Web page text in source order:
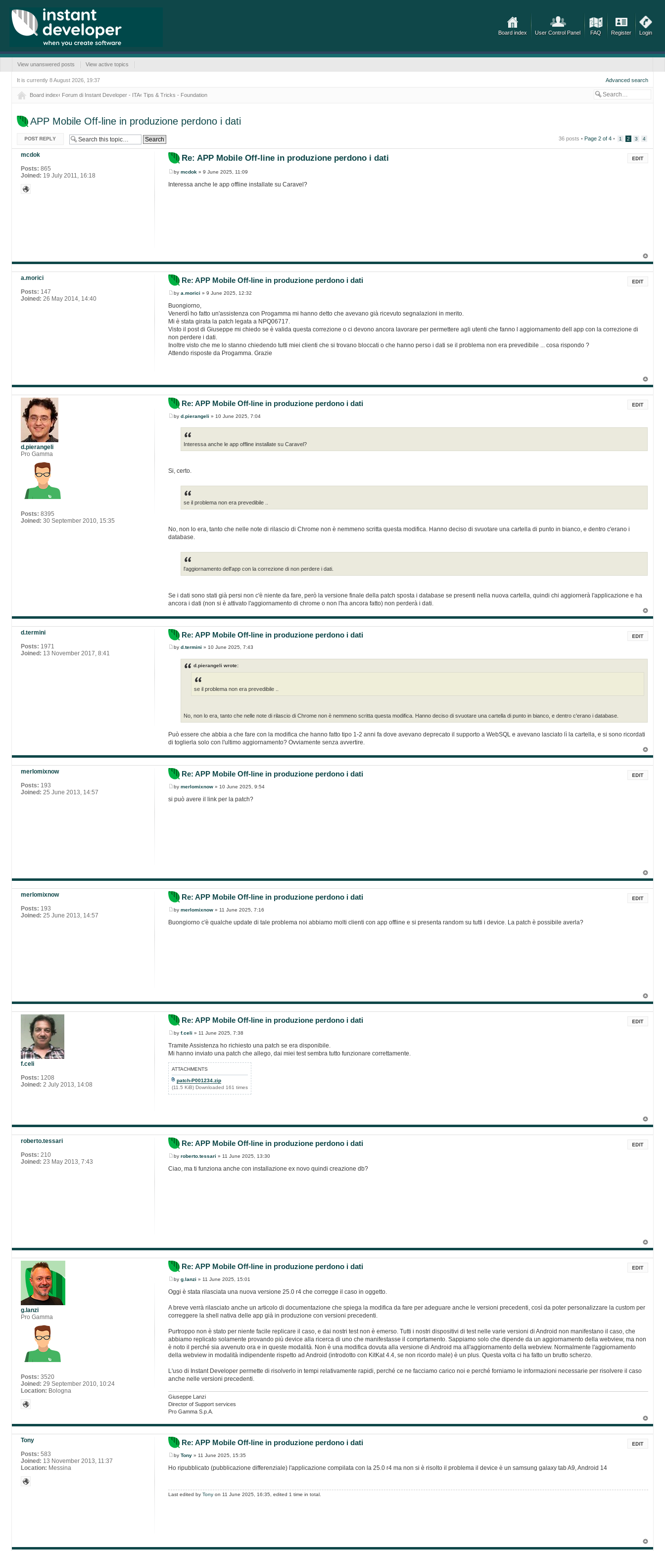
Board index User Control Panel FAQ Register Login
View unanswered posts View active topics
It is currently 8 August 2026, 19:37 Advanced search
Board index‹ Forum di Instant Developer - ITA‹ Tips & Tricks - Foundation
APP Mobile Off-line in produzione perdono i dati
Post a reply 36 posts • Page2 of4 • 1 2 3 4
Re: APP Mobile Off-line in produzione perdono i dati
bymcdok » 9 June 2025, 11:09
Interessa anche le app offline installate su Caravel?
mcdok
Posts: 865
Joined: 19 July 2011, 16:18
Re: APP Mobile Off-line in produzione perdono i dati
bya.morici » 9 June 2025, 12:32
Buongiorno,
Venerdì ho fatto un'assistenza con Progamma mi hanno detto che avevano già ricevuto segnalazioni in merito.
Mi è stata girata la patch legata a NPQ06717.
Visto il post di Giuseppe mi chiedo se è valida questa correzione o ci devono ancora lavorare per permettere agli utenti che fanno l aggiornamento dell app con la correzione di
non perdere i dati.
Inoltre visto che me lo stanno chiedendo tutti miei clienti che si trovano bloccati o che hanno perso i dati se il problema non era prevedibile ... cosa rispondo ?
Attendo risposte da Progamma. Grazie
a.morici
Posts: 147
Joined: 26 May 2014, 14:40
Re: APP Mobile Off-line in produzione perdono i dati
byd.pierangeli » 10 June 2025, 7:04
Interessa anche le app offline installate su Caravel?
Si, certo.
se il problema non era prevedibile ..
No, non lo era, tanto che nelle note di rilascio di Chrome non è nemmeno scritta questa modifica. Hanno deciso di svuotare una cartella di punto in bianco, e dentro c'erano i
database.
l'aggiornamento dell'app con la correzione di non perdere i dati.
Se i dati sono stati già persi non c'è niente da fare, però la versione finale della patch sposta i database se presenti nella nuova cartella, quindi chi aggiornerà l'applicazione e ha
ancora i dati (non si è attivato l'aggiornamento di chrome o non l'ha ancora fatto) non perderà i dati.
d.pierangeli
Pro Gamma
Posts: 8395
Joined: 30 September 2010, 15:35
Re: APP Mobile Off-line in produzione perdono i dati
byd.termini » 10 June 2025, 7:43
d.pierangeli wrote:
se il problema non era prevedibile ..
No, non lo era, tanto che nelle note di rilascio di Chrome non è nemmeno scritta questa modifica. Hanno deciso di svuotare una cartella di punto in bianco, e dentro c'erano i database.
Può essere che abbia a che fare con la modifica che hanno fatto tipo 1-2 anni fa dove avevano deprecato il supporto a WebSQL e avevano lasciato lì la cartella, e si sono ricordati
di toglierla solo con l'ultimo aggiornamento? Ovviamente senza avvertire.
d.termini
Posts: 1971
Joined: 13 November 2017, 8:41
Re: APP Mobile Off-line in produzione perdono i dati
bymerlomixnow » 10 June 2025, 9:54
si può avere il link per la patch?
merlomixnow
Posts: 193
Joined: 25 June 2013, 14:57
Re: APP Mobile Off-line in produzione perdono i dati
bymerlomixnow » 11 June 2025, 7:16
Buongiorno c'è qualche update di tale problema noi abbiamo molti clienti con app offline e si presenta random su tutti i device. La patch è possibile averla?
merlomixnow
Posts: 193
Joined: 25 June 2013, 14:57
Re: APP Mobile Off-line in produzione perdono i dati
byf.celi » 11 June 2025, 7:38
Tramite Assistenza ho richiesto una patch se era disponibile.
Mi hanno inviato una patch che allego, dai miei test sembra tutto funzionare correttamente.
ATTACHMENTS
patch-P001234.zip
(11.5 KiB) Downloaded 161 times
f.celi
Posts: 1208
Joined: 2 July 2013, 14:08
Re: APP Mobile Off-line in produzione perdono i dati
byroberto.tessari » 11 June 2025, 13:30
Ciao, ma ti funziona anche con installazione ex novo quindi creazione db?
roberto.tessari
Posts: 210
Joined: 23 May 2013, 7:43
Re: APP Mobile Off-line in produzione perdono i dati
byg.lanzi » 11 June 2025, 15:01
Oggi è stata rilasciata una nuova versione 25.0 r4 che corregge il caso in oggetto.
A breve verrà rilasciato anche un articolo di documentazione che spiega la modifica da fare per adeguare anche le versioni precedenti, così da poter personalizzare la custom per
correggere la shell nativa delle app già in produzione con versioni precedenti.
Purtroppo non è stato per niente facile replicare il caso, e dai nostri test non è emerso. Tutti i nostri dispositivi di test nelle varie versioni di Android non manifestano il caso, che
abbiamo replicato solamente provando più device alla ricerca di uno che manifestasse il comprtamento. Sappiamo solo che dipende da un aggiornamento della webview, ma non
è noto il perché sia avvenuto ora e in queste modalità. Non è una modifica dovuta alla versione di Android ma all'aggiornamento della webview. Normalmente l'aggiornamento
della webview in modalità indipendente rispetto ad Android (introdotto con KitKat 4.4, se non ricordo male) è un plus. Questa volta ci ha fatto un brutto scherzo.
L'uso di Instant Developer permette di risolverlo in tempi relativamente rapidi, perché ce ne facciamo carico noi e perché forniamo le informazioni necessarie per risolvere il caso
anche nelle versioni precedenti.
Giuseppe Lanzi
Director of Support services
Pro Gamma S.p.A.
g.lanzi
Pro Gamma
Posts: 3520
Joined: 29 September 2010, 10:24
Location: Bologna
Re: APP Mobile Off-line in produzione perdono i dati
byTony » 11 June 2025, 15:35
Ho ripubblicato (pubblicazione differenziale) l'applicazione compilata con la 25.0 r4 ma non si è risolto il problema il device è un samsung galaxy tab A9, Android 14
Last edited byTony on 11 June 2025, 16:35, edited 1 time in total.
Tony
Posts: 583
Joined: 13 November 2013, 11:37
Location: Messina